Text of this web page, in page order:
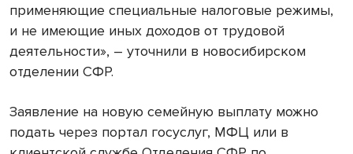
применяющие специальные налоговые режимы,
и не имеющие иных доходов от трудовой
деятельности», – уточнили в новосибирском
отделении СФР.
Заявление на новую семейную выплату можно
подать через портал госуслуг, МФЦ или в